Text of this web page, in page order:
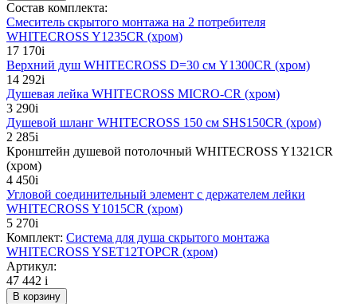
Состав комплекта:
Смеситель скрытого монтажа на 2 потребителя
WHITECROSS Y1235CR (хром)
17 170i
Верхний душ WHITECROSS D=30 см Y1300CR (хром)
14 292i
Душевая лейка WHITECROSS MICRO-CR (хром)
3 290i
Душевой шланг WHITECROSS 150 см SHS150CR (хром)
2 285i
Кронштейн душевой потолочный WHITECROSS Y1321CR
(хром)
4 450i
Угловой соединительный элемент с держателем лейки
WHITECROSS Y1015CR (хром)
5 270i
Комплект: Система для душа скрытого монтажа
WHITECROSS YSET12TOPCR (хром)
Артикул:
47 442 i
В корзину